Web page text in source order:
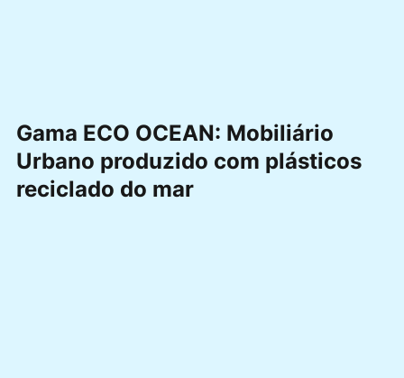
Gama ECO OCEAN: Mobiliário
Urbano produzido com plásticos
reciclado do mar